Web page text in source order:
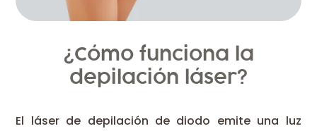
¿Cómo funciona la
depilación láser?
El láser de depilación de diodo emite una luz